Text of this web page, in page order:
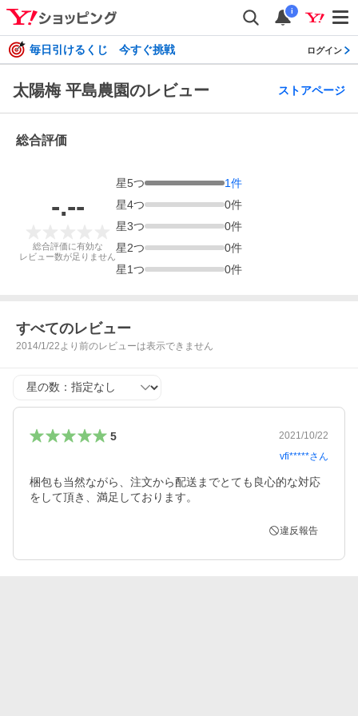
i
毎日引けるくじ 今すぐ挑戦 ログイン
太陽梅 平島農園のレビュー ストアページ
総合評価
-.--
総合評価に有効な
レビュー数が足りません
星5つ 1件
星4つ 0件
星3つ 0件
星2つ 0件
星1つ 0件
すべてのレビュー
2014/1/22より前のレビューは表示できません
星の数
5
2021/10/22
vfi*****さん
梱包も当然ながら、注文から配送までとても良心的な対応
をして頂き、満足しております。
違反報告